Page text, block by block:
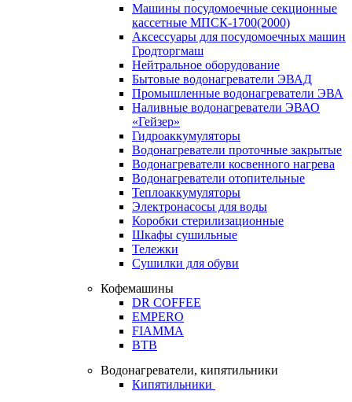
Машины посудомоечные секционные
кассетные МПСК-1700(2000)
Аксессуары для посудомоечных машин
Гродторгмаш
Нейтральное оборудование
Бытовые водонагреватели ЭВАД
Промышленные водонагреватели ЭВА
Наливные водонагреватели ЭВАО
«Гейзер»
Гидроаккумуляторы
Водонагреватели проточные закрытые
Водонагреватели косвенного нагрева
Водонагреватели отопительные
Теплоаккумуляторы
Электронасосы для воды
Коробки стерилизационные
Шкафы сушильные
Тележки
Сушилки для обуви
Кофемашины
DR COFFEE
EMPERO
FIAMMA
BTB
Водонагреватели, кипятильники
Кипятильники